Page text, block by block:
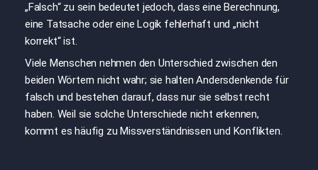
„Falsch“ zu sein bedeutet jedoch, dass eine Berechnung,
eine Tatsache oder eine Logik fehlerhaft und „nicht
korrekt“ ist.
Viele Menschen nehmen den Unterschied zwischen den
beiden Wörtern nicht wahr; sie halten Andersdenkende für
falsch und bestehen darauf, dass nur sie selbst recht
haben. Weil sie solche Unterschiede nicht erkennen,
kommt es häufig zu Missverständnissen und Konflikten.